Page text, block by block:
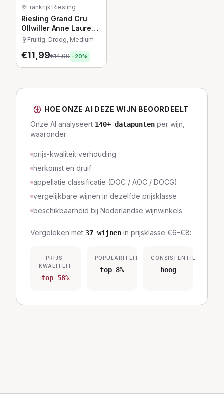
Frankrijk·Riesling
Riesling Grand Cru
Ollwiller Anne Laure
LitzFruitig, Droog, Medium
€11,99€14,99 -20%
HOE ONZE AI DEZE WIJN BEOORDEELT
Onze AI analyseert 140+ datapunten per wijn,
waaronder:
prijs-kwaliteit verhouding
herkomst en druif
appellatie classificatie (DOC / AOC / DOCG)
vergelijkbare wijnen in dezelfde prijsklasse
beschikbaarheid bij Nederlandse wijnwinkels
Vergeleken met 37 wijnen in prijsklasse €6–€8:
PRIJS-
KWALITEIT
top 58%
POPULARITEIT
top 8%
CONSISTENTIE
hoog